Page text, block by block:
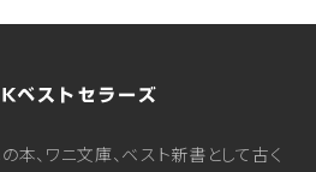
本、ワニ文庫、ベスト新書として古く